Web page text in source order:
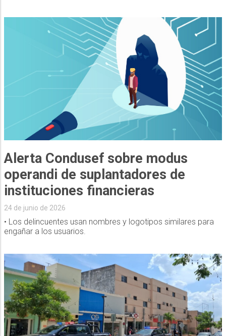
Alerta Condusef sobre modus
operandi de suplantadores de
instituciones financieras
24 de junio de 2026
• Los delincuentes usan nombres y logotipos similares para
engañar a los usuarios.